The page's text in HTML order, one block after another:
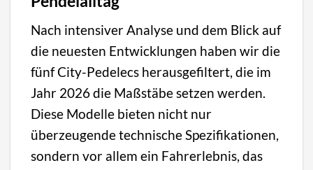
Nach intensiver Analyse und dem Blick auf
die neuesten Entwicklungen haben wir die
fünf City-Pedelecs herausgefiltert, die im
Jahr 2026 die Maßstäbe setzen werden.
Diese Modelle bieten nicht nur
überzeugende technische Spezifikationen,
sondern vor allem ein Fahrerlebnis, das